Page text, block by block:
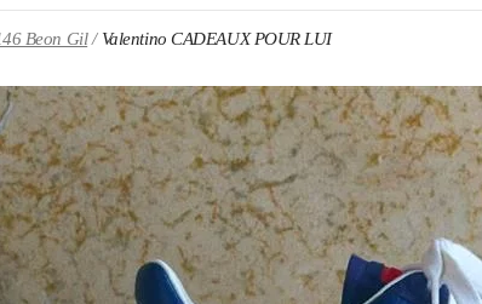
Beon Gil Valentino CADEAUX POUR LUI